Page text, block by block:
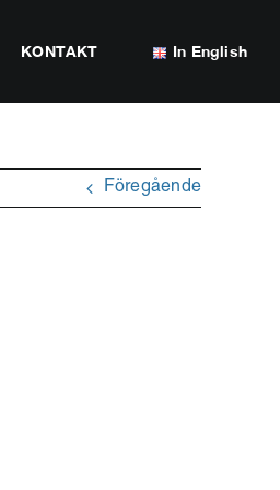
KONTAKT In English
Föregående